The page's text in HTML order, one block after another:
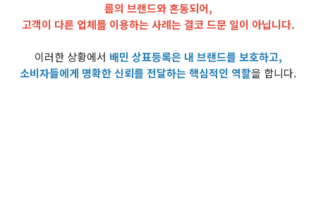
름의 브랜드와 혼동되어,
고객이 다른 업체를 이용하는 사례는 결코 드문 일이 아닙니다.
이러한 상황에서 배민 상표등록은 내 브랜드를 보호하고,
소비자들에게 명확한 신뢰를 전달하는 핵심적인 역할을 합니다.